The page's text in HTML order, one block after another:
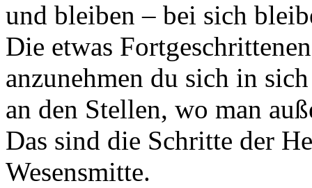
und bleiben – bei sich
Die etwas
anzunehmen du sich in
an den Stellen, wo man
Das sind die Schritte der
Wesensmitte.